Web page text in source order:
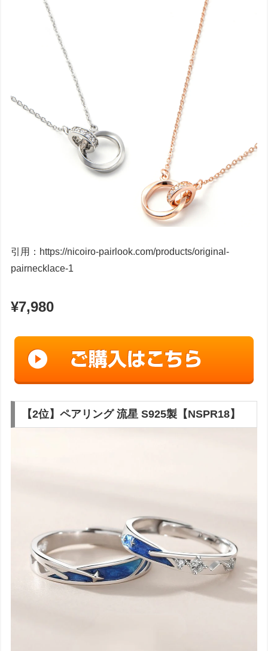
引用：https://nicoiro-pairlook.com/products/original-
pairnecklace-1
¥7,980
【2位】ペアリング 流星 S925製【NSPR18】